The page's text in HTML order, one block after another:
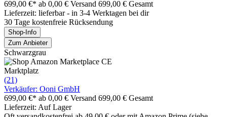
699,00 €* ab 0,00 € Versand 699,00 € Gesamt
Lieferzeit: lieferbar - in 3-4 Werktagen bei dir
30 Tage kostenfreie Rücksendung
Shop-Info
Zum Anbieter
Schwarzgrau
Marktplatz
(21)
Verkäufer: Ooni GmbH
699,00 €* ab 0,00 € Versand 699,00 € Gesamt
Lieferzeit: Auf Lager